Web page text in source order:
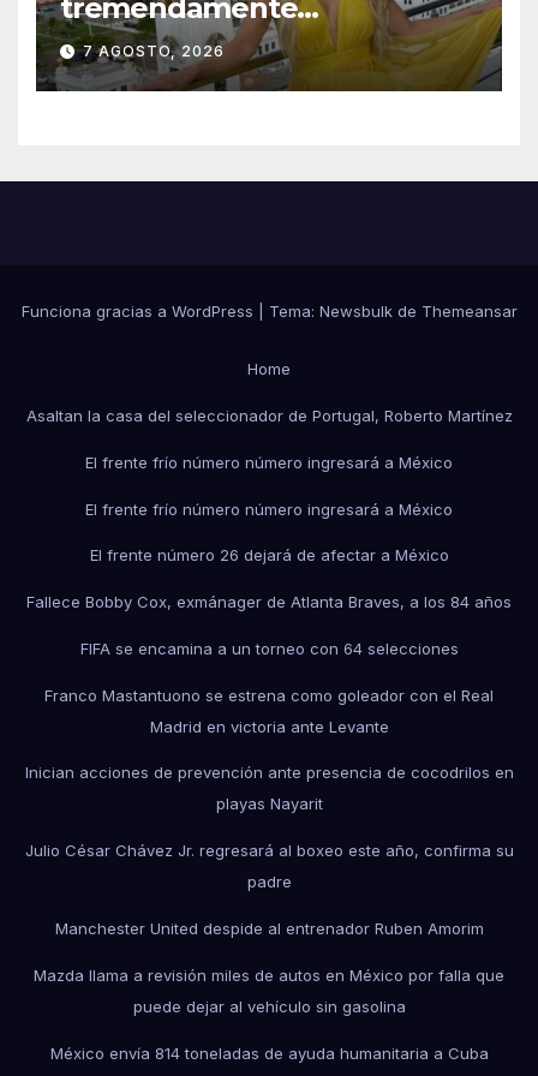
tremendamente
emocionada sobre su estatua
que le harán en Veracruz
7 AGOSTO, 2026
Funciona gracias a WordPress Tema: Newsbulkde Themeansar
Home
Asaltan la casa del seleccionador de Portugal, Roberto Martínez
El frente frío número número ingresará a México
El frente frío número número ingresará a México
El frente número 26 dejará de afectar a México
Fallece Bobby Cox, exmánager de Atlanta Braves, a los 84 años
FIFA se encamina a un torneo con 64 selecciones
Franco Mastantuono se estrena como goleador con el Real
Madrid en victoria ante Levante
Inician acciones de prevención ante presencia de cocodrilos en
playas Nayarit
Julio César Chávez Jr. regresará al boxeo este año, confirma su
padre
Manchester United despide al entrenador Ruben Amorim
Mazda llama a revisión miles de autos en México por falla que
puede dejar al vehículo sin gasolina
México envía 814 toneladas de ayuda humanitaria a Cuba